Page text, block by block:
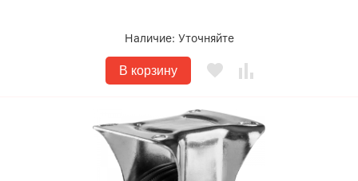
Наличие: Уточняйте
В корзину